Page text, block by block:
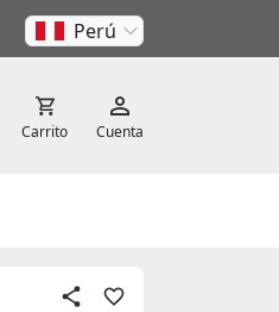
Perú
Carrito Cuenta